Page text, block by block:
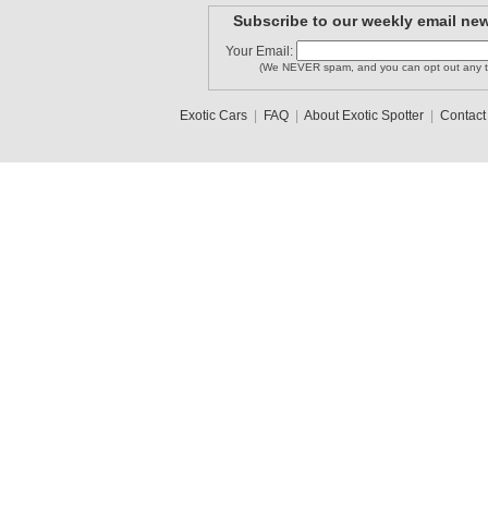
Subscribe to our weekly email
Your Email:
(We NEVER spam, and you can opt out any
Exotic Cars| FAQ| About Exotic Spotter| Contact